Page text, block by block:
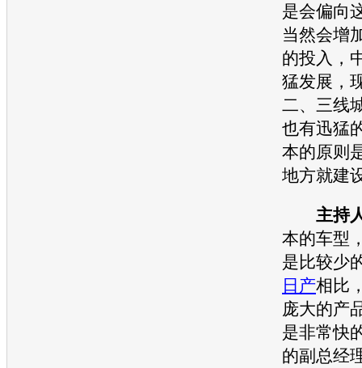
是会偏向
当然会增
的投入，
猛发展，
二、三线
也有迅猛
本的原则
地方就建
主持
本的车型
是比较少
日产相比
庞大的产
是非常快
的副总经